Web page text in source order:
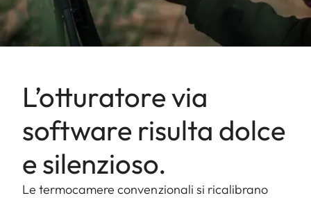
L’otturatore via
software risulta dolce
e silenzioso.
Le termocamere convenzionali si ricalibrano